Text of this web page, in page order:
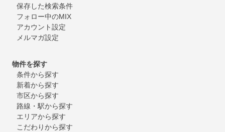
保存した検索条件
フォロー中のMIX
アカウント設定
メルマガ設定
物件を探す
条件から探す
新着から探す
市区から探す
路線・駅から探す
エリアから探す
こだわりから探す